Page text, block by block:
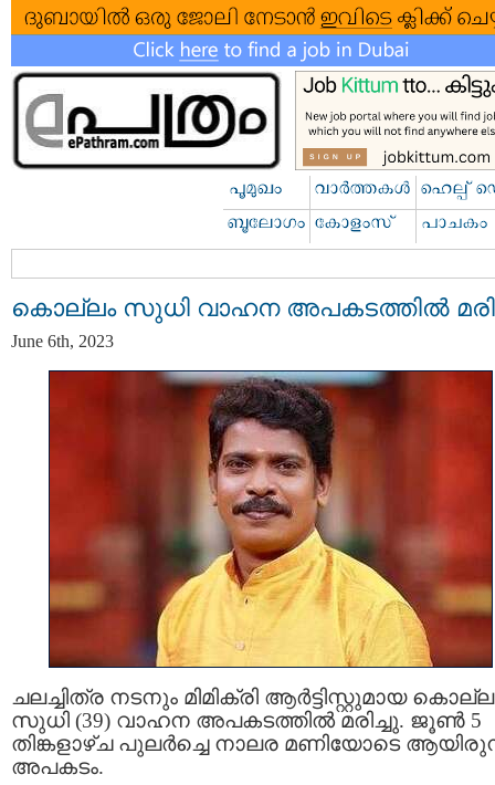
കൊല്ലം സുധി വാഹന അപകടത്തില്‍
June 6th, 2023
ചലച്ചിത്ര നടനും മിമിക്രി ആര്‍ട്ടിസ്റ്റുമായ
സുധി (39) വാഹന അപകടത്തില്‍ മരിച്ചു. ജൂണ്‍ 5
തിങ്കളാഴ്ച പുലര്‍ച്ചെ നാലര മണിയോടെ
അപകടം.